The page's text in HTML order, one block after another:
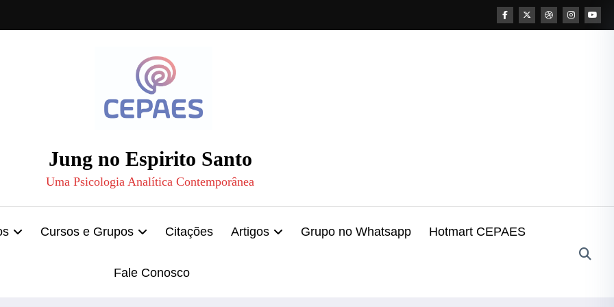
Jung no Espirito Santo
Uma Psicologia Analítica Contemporânea
Cursos e Grupos Citações Artigos Grupo no Whatsapp Hotmart CEPAES
Fale Conosco